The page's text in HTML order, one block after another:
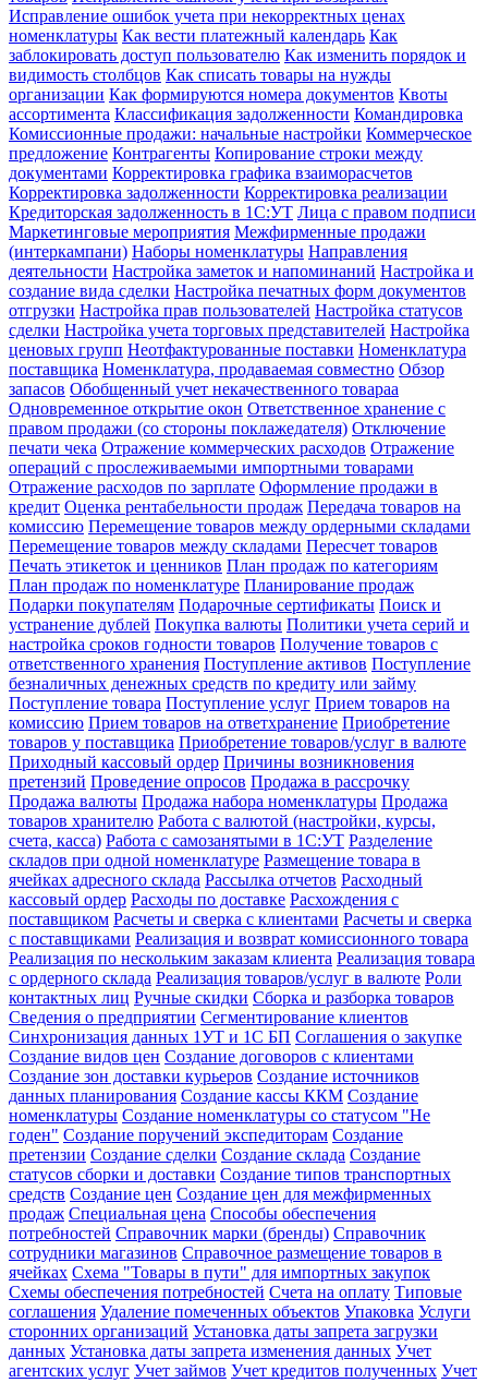
Исправление ошибок учета при некорректных ценах
номенклатуры Как вести платежный календарь Как
заблокировать доступ пользователю Как изменить порядок и
видимость столбцов Как списать товары на нужды
организации Как формируются номера документов Квоты
ассортимента Классификация задолженности Командировка
Комиссионные продажи: начальные настройки Коммерческое
предложение Контрагенты Копирование строки между
документами Корректировка графика взаиморасчетов
Корректировка задолженности Корректировка реализации
Кредиторская задолженность в 1С:УТ Лица с правом подписи
Маркетинговые мероприятия Межфирменные продажи
(интеркампани) Наборы номенклатуры Направления
деятельности Настройка заметок и напоминаний Настройка и
создание вида сделки Настройка печатных форм документов
отгрузки Настройка прав пользователей Настройка статусов
сделки Настройка учета торговых представителей Настройка
ценовых групп Неотфактурованные поставки Номенклатура
поставщика Номенклатура, продаваемая совместно Обзор
запасов Обобщенный учет некачественного товараа
Одновременное открытие окон Ответственное хранение с
правом продажи (со стороны поклажедателя) Отключение
печати чека Отражение коммерческих расходов Отражение
операций с прослеживаемыми импортными товарами
Отражение расходов по зарплате Оформление продажи в
кредит Оценка рентабельности продаж Передача товаров на
комиссию Перемещение товаров между ордерными складами
Перемещение товаров между складами Пересчет товаров
Печать этикеток и ценников План продаж по категориям
План продаж по номенклатуре Планирование продаж
Подарки покупателям Подарочные сертификаты Поиск и
устранение дублей Покупка валюты Политики учета серий и
настройка сроков годности товаров Получение товаров с
ответственного хранения Поступление активов Поступление
безналичных денежных средств по кредиту или займу
Поступление товара Поступление услуг Прием товаров на
комиссию Прием товаров на ответхранение Приобретение
товаров у поставщика Приобретение товаров/услуг в валюте
Приходный кассовый ордер Причины возникновения
претензий Проведение опросов Продажа в рассрочку
Продажа валюты Продажа набора номенклатуры Продажа
товаров хранителю Работа с валютой (настройки, курсы,
счета, касса) Работа с самозанятыми в 1С:УТ Разделение
складов при одной номенклатуре Размещение товара в
ячейках адресного склада Рассылка отчетов Расходный
кассовый ордер Расходы по доставке Расхождения с
поставщиком Расчеты и сверка с клиентами Расчеты и сверка
с поставщиками Реализация и возврат комиссионного товара
Реализация по нескольким заказам клиента Реализация товара
с ордерного склада Реализация товаров/услуг в валюте Роли
контактных лиц Ручные скидки Сборка и разборка товаров
Сведения о предприятии Сегментирование клиентов
Синхронизация данных 1УТ и 1С БП Соглашения о закупке
Создание видов цен Создание договоров с клиентами
Создание зон доставки курьеров Создание источников
данных планирования Создание кассы ККМ Создание
номенклатуры Создание номенклатуры со статусом "Не
годен" Создание поручений экспедиторам Создание
претензии Создание сделки Создание склада Создание
статусов сборки и доставки Создание типов транспортных
средств Создание цен Создание цен для межфирменных
продаж Специальная цена Способы обеспечения
потребностей Справочник марки (бренды) Справочник
сотрудники магазинов Справочное размещение товаров в
ячейках Схема "Товары в пути" для импортных закупок
Схемы обеспечения потребностей Счета на оплату Типовые
соглашения Удаление помеченных объектов Упаковка Услуги
сторонних организаций Установка даты запрета загрузки
данных Установка даты запрета изменения данных Учет
агентских услуг Учет займов Учет кредитов полученных Учет